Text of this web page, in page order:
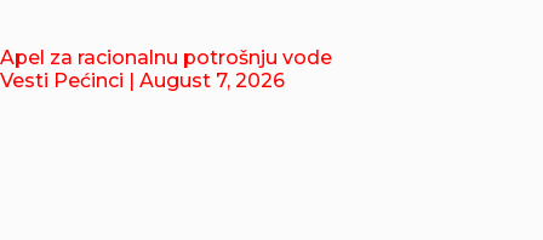
Apel za racionalnu potrošnju vode
Vesti Pećinci | August 7, 2026